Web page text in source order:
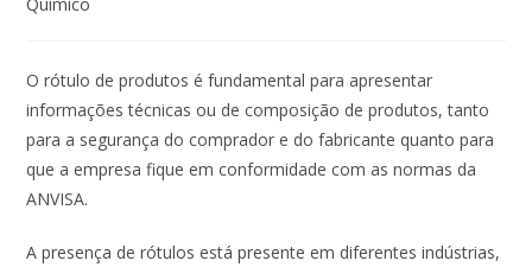
O rótulo de produtos é fundamental para apresentar
informações técnicas ou de composição de produtos, tanto
para a segurança do comprador e do fabricante quanto para
que a empresa fique em conformidade com as normas da
ANVISA.
A presença de rótulos está presente em diferentes indústrias,